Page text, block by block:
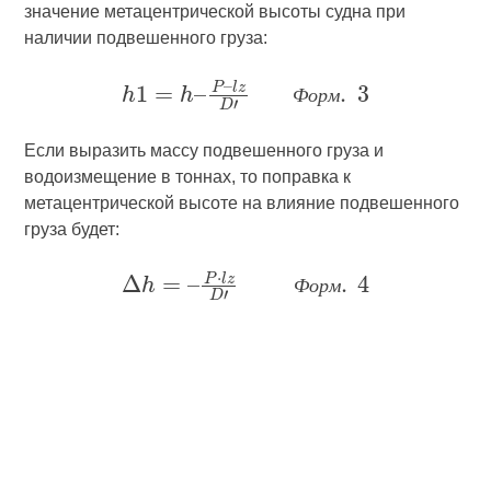
значение метацентрической высоты судна при
наличии подвешенного груза:
Ф орм
Если выразить массу подвешенного груза и
водоизмещение в тоннах, то поправка к
метацентрической высоте на влияние подвешенного
груза будет:
Ф о рм